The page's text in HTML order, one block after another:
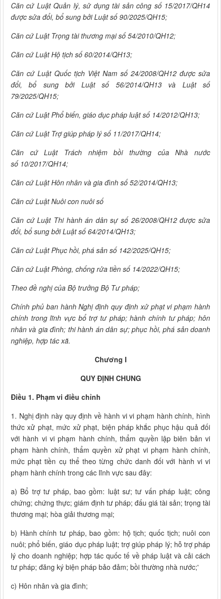
Căn cứ Luật Quản lý, sử dụng tài sản công số 15/2017/QH14
được sửa đổi, bổ sung bởi Luật số 90/2025/QH15;
Căn cứ Luật Trọng tài thương mại số 54/2010/QH12;
Căn cứ Luật Hộ tịch số 60/2014/QH13;
Căn cứ Luật Quốc tịch Việt Nam số 24/2008/QH12 được sửa
đổi, bổ sung bởi Luật số 56/2014/QH13 và Luật số
79/2025/QH15;
Căn cứ Luật Phổ biến, giáo dục pháp luật số 14/2012/QH13;
Căn cứ Luật Trợ giúp pháp lý số 11/2017/QH14;
Căn cứ Luật Trách nhiệm bồi thường của Nhà nước
số 10/2017/QH14;
Căn cứ Luật Hôn nhân và gia đình số 52/2014/QH13;
Căn cứ Luật Nuôi con nuôi số
Căn cứ Luật Thi hành án dân sự số 26/2008/QH12 được sửa
đổi, bổ sung bởi Luật số 64/2014/QH13;
Căn cứ Luật Phục hồi, phá sản số 142/2025/QH15;
Căn cứ Luật Phòng, chống rửa tiền số 14/2022/QH15;
Theo đề nghị của Bộ trưởng Bộ Tư pháp;
Chính phủ ban hành Nghị định quy định xử phạt vi phạm hành
chính trong lĩnh vực bổ trợ tư pháp; hành chính tư pháp; hôn
nhân và gia đình; thi hành án dân sự; phục hồi, phá sản doanh
nghiệp, hợp tác xã.
Chương I
QUY ĐỊNH CHUNG
Điều 1. Phạm vi điều chỉnh
1. Nghị định này quy định về hành vi vi phạm hành chính, hình
thức xử phạt, mức xử phạt, biện pháp khắc phục hậu quả đối
với hành vi vi phạm hành chính, thẩm quyền lập biên bản vi
phạm hành chính, thẩm quyền xử phạt vi phạm hành chính,
mức phạt tiền cụ thể theo từng chức danh đối với hành vi vi
phạm hành chính trong các lĩnh vực sau đây:
a) Bổ trợ tư pháp, bao gồm: luật sư; tư vấn pháp luật; công
chứng; chứng thực; giám định tư pháp; đấu giá tài sản; trọng tài
thương mại; hòa giải thương mại;
b) Hành chính tư pháp, bao gồm: hộ tịch; quốc tịch; nuôi con
nuôi; phổ biến, giáo dục pháp luật; trợ giúp pháp lý; hỗ trợ pháp
lý cho doanh nghiệp; hợp tác quốc tế về pháp luật và cải cách
tư pháp; đăng ký biện pháp bảo đảm; bồi thường nhà nước;'
c) Hôn nhân và gia đình;